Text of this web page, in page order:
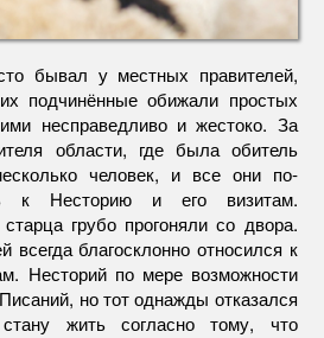
бывал у местных правителей,
подчинённые обижали простых
несправедливо и жестоко. За
области, где была обитель
человек, и все они по-
к Несторию и его визитам.
грубо прогоняли со двора.
всегда благосклонно относился к
Несторий по мере возможности
но тот однажды отказался
жить согласно тому, что